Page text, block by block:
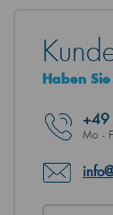
Haben
+49
Mo -